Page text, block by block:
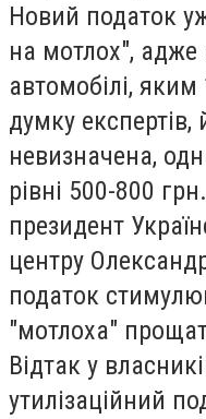
Новий податок
на мотлох", адже
автомобілі,
думку
невизначена,
рівні 500-800
президент
центру
податок
"мотлоха"
Відтак у
утилізаційний